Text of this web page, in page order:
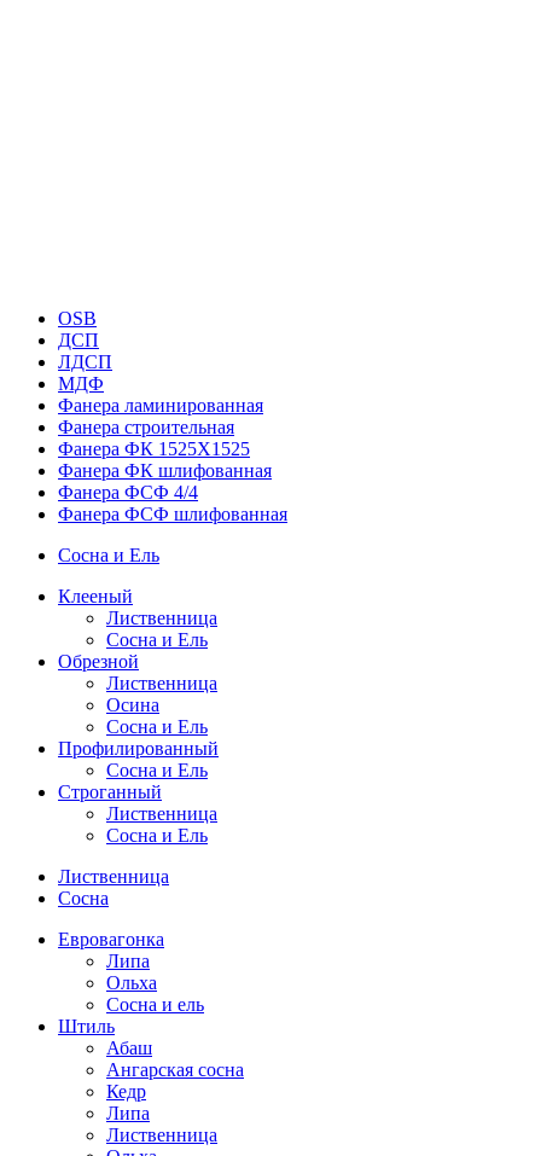
OSB
ДСП
ЛДСП
МДФ
Фанера ламинированная
Фанера строительная
Фанера ФК 1525Х1525
Фанера ФК шлифованная
Фанера ФСФ 4/4
Фанера ФСФ шлифованная
Сосна и Ель
Клееный
Лиственница
Сосна и Ель
Обрезной
Лиственница
Осина
Сосна и Ель
Профилированный
Сосна и Ель
Строганный
Лиственница
Сосна и Ель
Лиственница
Сосна
Евровагонка
Липа
Ольха
Сосна и ель
Штиль
Абаш
Ангарская сосна
Кедр
Липа
Лиственница